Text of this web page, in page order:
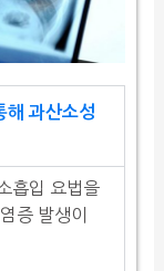
해 과산소성
흡입 요법을
증 발생이